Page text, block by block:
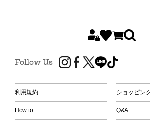
Follow Us
利用規約 ショッピン
How to Q&A